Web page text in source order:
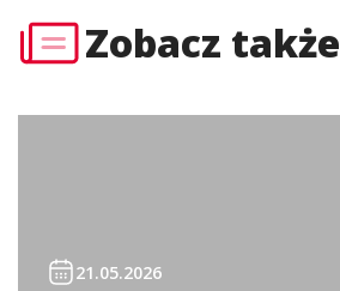
Zobacz także
21.05.2026